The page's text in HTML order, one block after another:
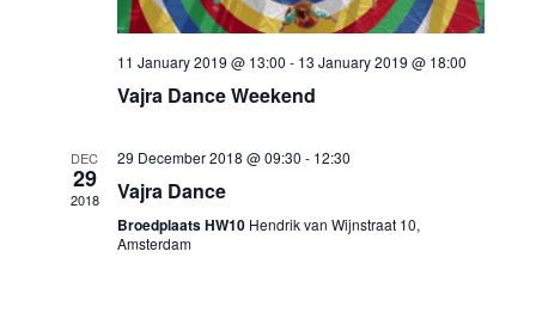
11 January 2019 @ 13:00 - 13 January 2019 @ 18:00
Vajra Dance Weekend
DEC
29
2018
29 December 2018 @ 09:30 - 12:30
Vajra Dance
Broedplaats HW10 Hendrik van Wijnstraat 10,
Amsterdam